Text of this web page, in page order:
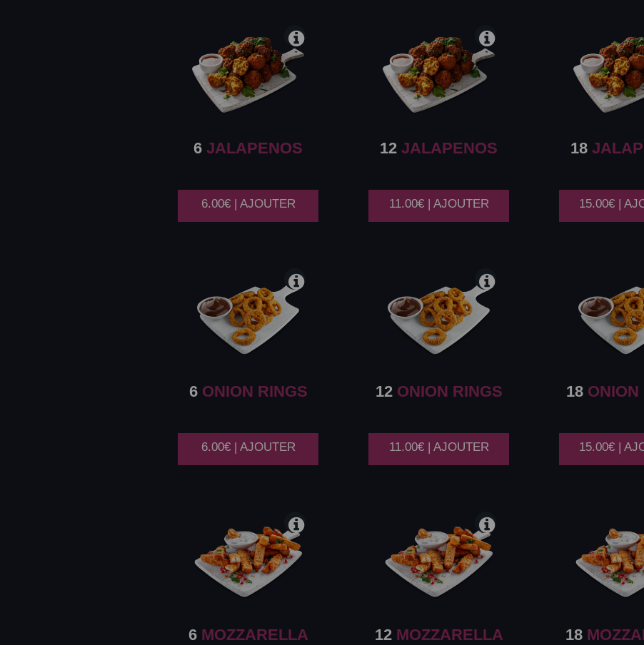
6 JALAPENOS
6.00€ | AJOUTER
12 JALAPENOS
11.00€ | AJOUTER
18
15.00€ |
6ONION RINGS
6.00€ | AJOUTER
12ONION RINGS
11.00€ | AJOUTER
18ONION
15.00€ |
6MOZZARELLA
12MOZZARELLA
18